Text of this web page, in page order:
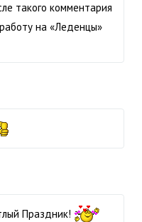
такого комментария
на «Леденцы»
Праздник!